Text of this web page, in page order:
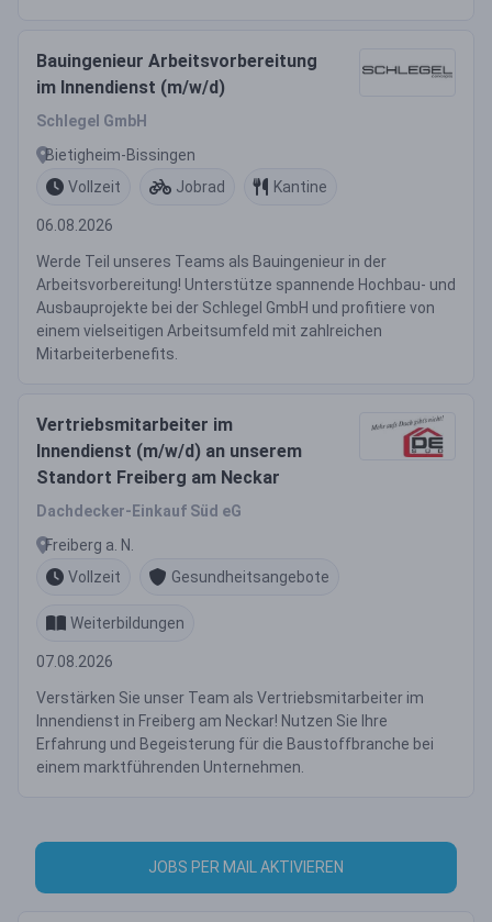
Bauingenieur Arbeitsvorbereitung
im Innendienst (m/w/d)
Schlegel GmbH
Bietigheim-Bissingen
Vollzeit
Jobrad Kantine
06.08.2026
Werde Teil unseres Teams als Bauingenieur in der
Arbeitsvorbereitung! Unterstütze spannende Hochbau- und
Ausbauprojekte bei der Schlegel GmbH und profitiere von
einem vielseitigen Arbeitsumfeld mit zahlreichen
Mitarbeiterbenefits.
Vertriebsmitarbeiter im
Innendienst (m/w/d) an unserem
Standort Freiberg am Neckar
Dachdecker-Einkauf Süd eG
Freiberg a. N.
Vollzeit
Gesundheitsangebote
Weiterbildungen
07.08.2026
Verstärken Sie unser Team als Vertriebsmitarbeiter im
Innendienst in Freiberg am Neckar! Nutzen Sie Ihre
Erfahrung und Begeisterung für die Baustoffbranche bei
einem marktführenden Unternehmen.
JOBS PER MAIL AKTIVIEREN